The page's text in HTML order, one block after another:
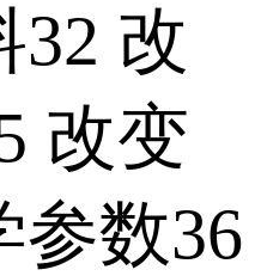
改
改变
参数36